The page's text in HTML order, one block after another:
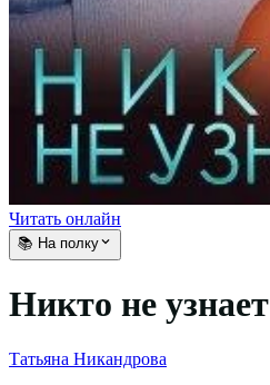
Читать онлайн
📚 На полку
Никто не узнает
Татьяна Никандрова